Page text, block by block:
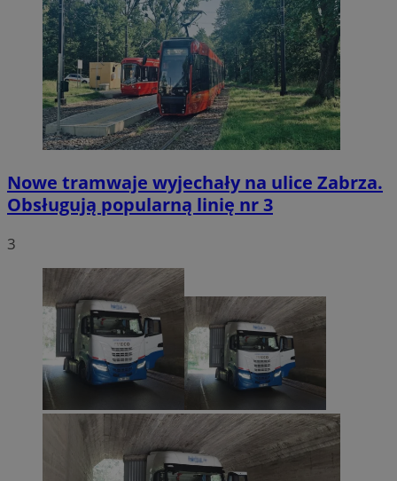
Nowe tramwaje wyjechały na ulice Zabrza.
Obsługują popularną linię nr 3
3